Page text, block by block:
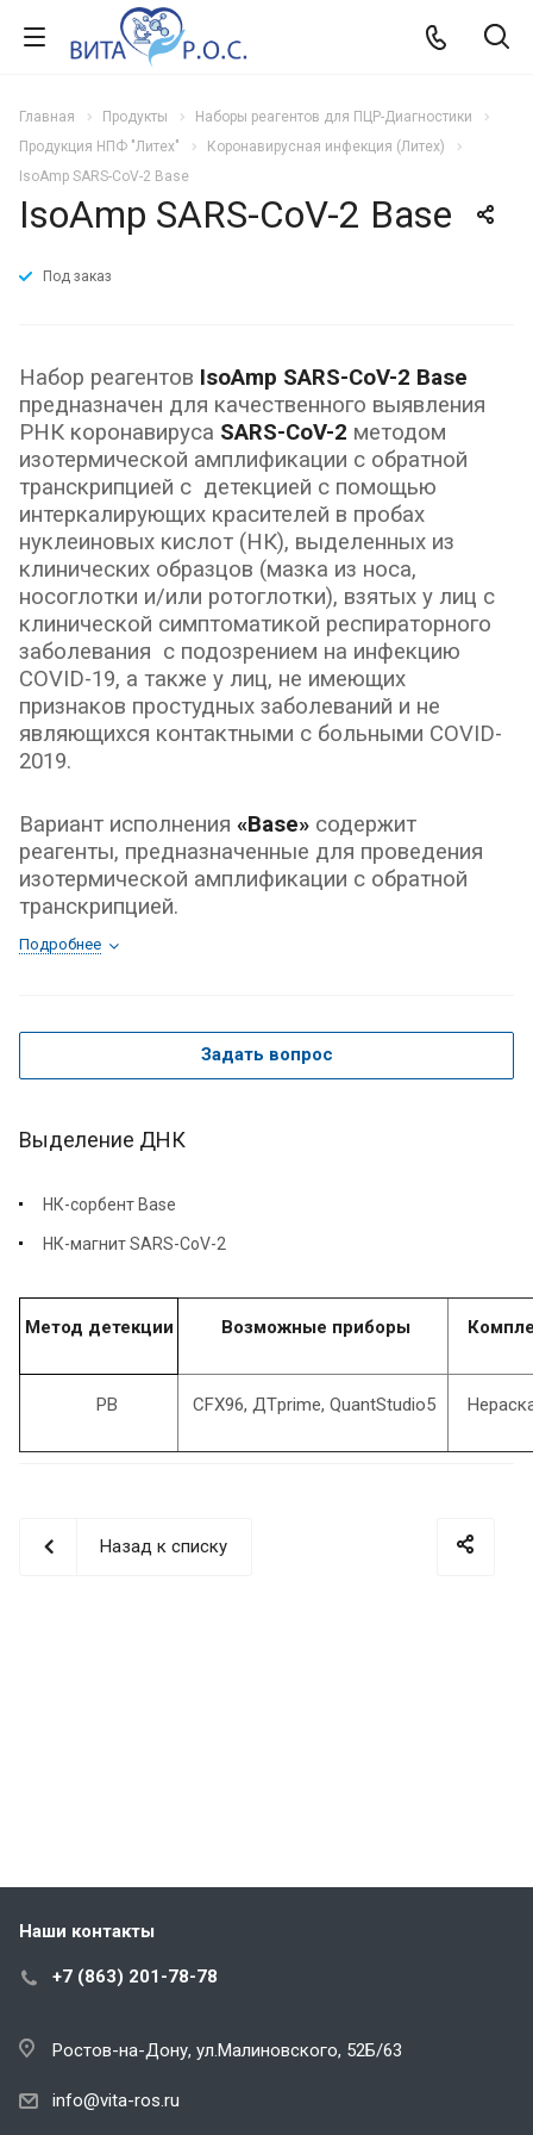
Главная Продукты
Наборы реагентов для ПЦР-Диагностики
Продукция НПФ "Литех"
Коронавирусная инфекция (Литех)
IsoAmp SARS-CoV-2 Base
IsoAmp SARS-CoV-2 Base
Под заказ
Набор реагентов IsoAmp SARS-CoV-2 Base
предназначен для качественного выявления
РНК коронавируса SARS-CoV-2 методом
изотермической амплификации с обратной
транскрипцией с детекцией с помощью
интеркалирующих красителей в пробах
нуклеиновых кислот (НК), выделенных из
клинических образцов (мазка из носа,
носоглотки и/или ротоглотки), взятых у лиц с
клинической симптоматикой респираторного
заболевания с подозрением на инфекцию
COVID-19, а также у лиц, не имеющих
признаков простудных заболеваний и не
являющихся контактными с больными COVID-
2019.
Вариант исполнения «Base» содержит
реагенты, предназначенные для проведения
изотермической амплификации с обратной
транскрипцией.
Подробнее
Задать вопрос
Выделение ДНК
НК-сорбент Base
НК-магнит SARS-CoV-2
Метод детекции Возможные приборы
РВ CFX96, ДТprime, QuantStudio5
Назад к списку
Наши контакты
+7 (863) 201-78-78
Ростов-на-Дону, ул.Малиновского, 52Б/63
info@vita-ros.ru